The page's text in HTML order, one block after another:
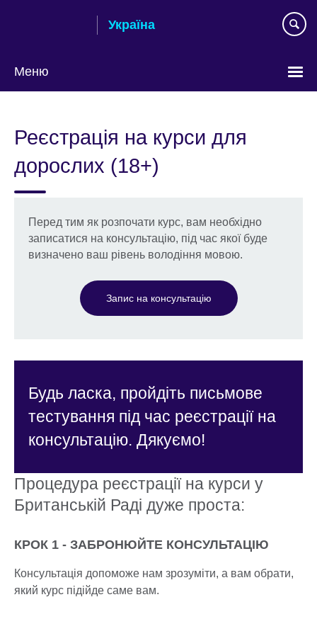
Україна
Меню
language
Реєстрація на курси для
дорослих (18+)
Перед тим як розпочати курс, вам необхідно
записатися на консультацію, під час якої буде
визначено ваш рівень володіння мовою.
Запис на консультацію
Будь ласка, пройдіть письмове
тестування під час реєстрації на
консультацію. Дякуємо!
Процедура реєстрації на курси у
Британській Раді дуже проста:
КРОК 1 - ЗАБРОНЮЙТЕ КОНСУЛЬТАЦІЮ
Консультація допоможе нам зрозуміти, а вам обрати,
який курс підійде саме вам.